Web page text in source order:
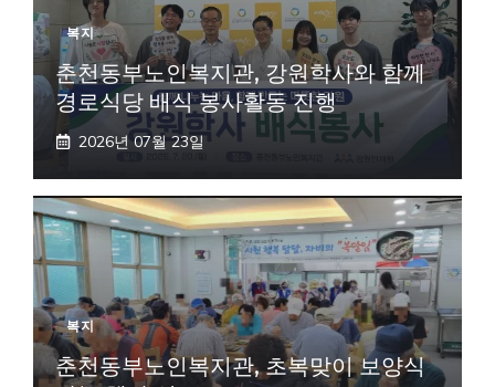
복지
춘천동부노인복지관, 강원학사와 함께
경로식당 배식 봉사활동 진행
2026년 07월 23일
복지
춘천동부노인복지관, 초복맞이 보양식